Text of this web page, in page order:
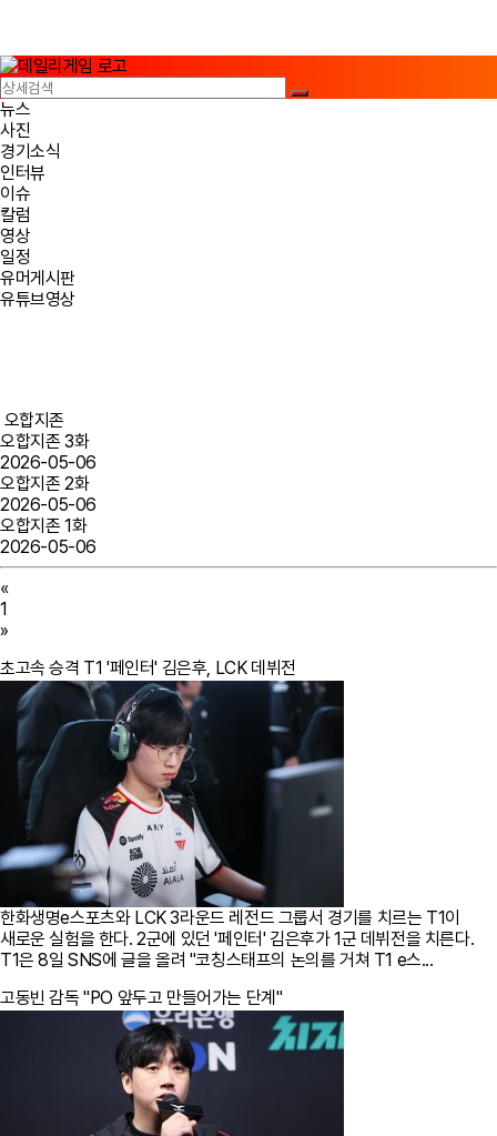
뉴스
사진
경기소식
인터뷰
이슈
칼럼
영상
일정
유머게시판
유튜브영상
오합지존
오합지존 3화
2026-05-06
오합지존 2화
2026-05-06
오합지존 1화
2026-05-06
«
1
»
초고속 승격 T1 '페인터' 김은후, LCK 데뷔전
한화생명e스포츠와 LCK 3라운드 레전드 그룹서 경기를 치르는 T1이
새로운 실험을 한다. 2군에 있던 '페인터' 김은후가 1군 데뷔전을 치른다.
T1은 8일 SNS에 글을 올려 "코칭스태프의 논의를 거쳐 T1 e스...
고동빈 감독 "PO 앞두고 만들어가는 단계"